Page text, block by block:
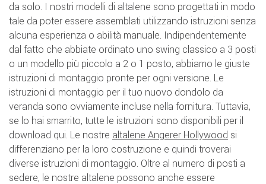
da solo. I nostri modelli di altalene sono progettati in modo
tale da poter essere assemblati utilizzando istruzioni senza
alcuna esperienza o abilità manuale. Indipendentemente
dal fatto che abbiate ordinato uno swing classico a 3 posti
o un modello più piccolo a 2 o 1 posto, abbiamo le giuste
istruzioni di montaggio pronte per ogni versione. Le
istruzioni di montaggio per il tuo nuovo dondolo da
veranda sono ovviamente incluse nella fornitura. Tuttavia,
se lo hai smarrito, tutte le istruzioni sono disponibili per il
download qui. Le nostre altalene Angerer Hollywood si
differenziano per la loro costruzione e quindi troverai
diverse istruzioni di montaggio. Oltre al numero di posti a
sedere, le nostre altalene possono anche essere